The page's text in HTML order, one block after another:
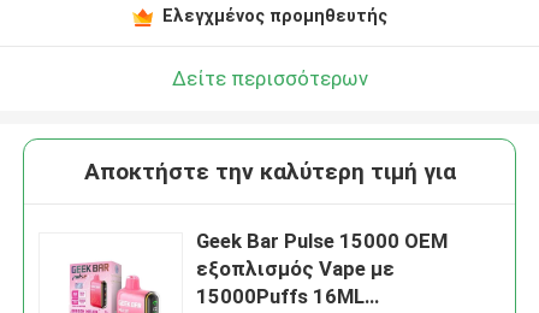
Ελεγχμένος προμηθευτής
Δείτε περισσότερων
Αποκτήστε την καλύτερη τιμή για
Geek Bar Pulse 15000 OEM
εξοπλισμός Vape με
15000Puffs 16ML